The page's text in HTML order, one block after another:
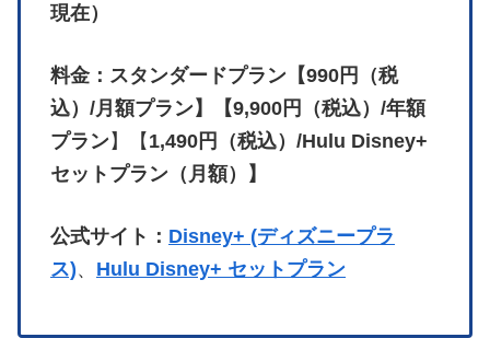
現在）
料金：スタンダードプラン【990円（税
込）/月額プラン】【9,900円（税込）/年額
プラン】【 1,490円（税込）/Hulu Disney+
セットプラン（月額）】
公式サイト： Disney+ (ディズニープラ
ス)、 Hulu Disney+ セットプラン